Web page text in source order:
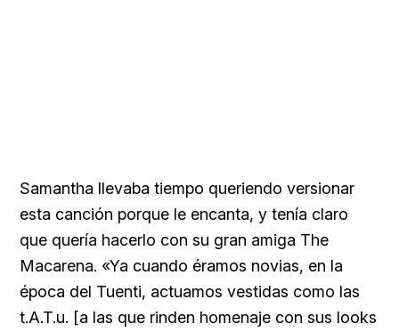
Samantha llevaba tiempo queriendo versionar
esta canción porque le encanta, y tenía claro
que quería hacerlo con su gran amiga The
Macarena. «Ya cuando éramos novias, en la
época del Tuenti, actuamos vestidas como las
t.A.T.u. [a las que rinden homenaje con sus looks